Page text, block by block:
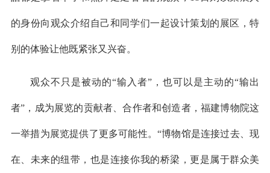
的身份向观众介绍自己和同学们一起设计策划的展区，特
别的体验让他既紧张又兴奋。
观众不只是被动的“输入者”，也可以是主动的“输出
者”，成为展览的贡献者、合作者和创造者，福建博物院这
一举措为展览提供了更多可能性。“博物馆是连接过去、现
在、未来的纽带，也是连接你我的桥梁，更是属于群众美